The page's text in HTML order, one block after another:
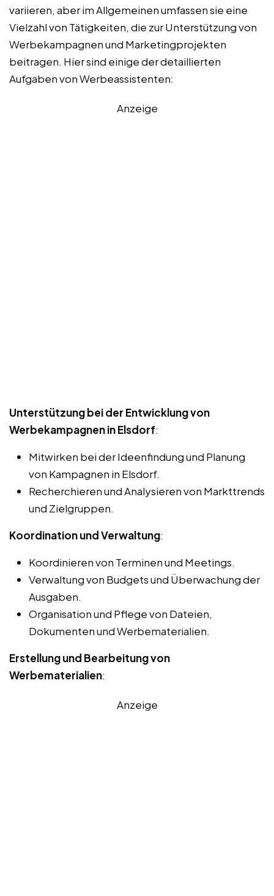
variieren, aber im Allgemeinen umfassen sie eine
Vielzahl von Tätigkeiten, die zur Unterstützung von
Werbekampagnen und Marketingprojekten
beitragen. Hier sind einige der detaillierten
Aufgaben von Werbeassistenten:
Anzeige
Unterstützung bei der Entwicklung von
Werbekampagnen in Elsdorf:
Mitwirken bei der Ideenfindung und Planung
von Kampagnen in Elsdorf.
Recherchieren und Analysieren von Markttrends
und Zielgruppen.
Koordination und Verwaltung:
Koordinieren von Terminen und Meetings.
Verwaltung von Budgets und Überwachung der
Ausgaben.
Organisation und Pflege von Dateien,
Dokumenten und Werbematerialien.
Erstellung und Bearbeitung von
Werbematerialien:
Anzeige